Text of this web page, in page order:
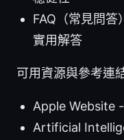
FAQ（常見問
實用解答
可用資源與參考連
Apple Website
Artificial